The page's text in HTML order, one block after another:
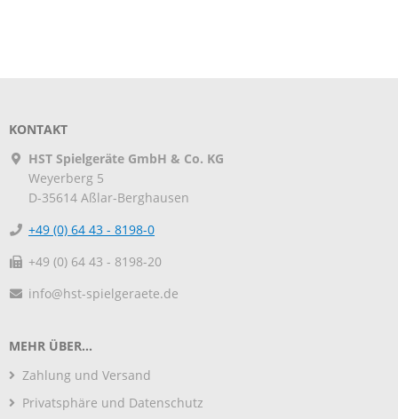
KONTAKT
HST Spielgeräte GmbH & Co. KG
Weyerberg 5
D-35614 Aßlar-Berghausen
+49 (0) 64 43 - 8198-0
+49 (0) 64 43 - 8198-20
info@hst-spielgeraete.de
MEHR ÜBER...
Zahlung und Versand
Privatsphäre und Datenschutz